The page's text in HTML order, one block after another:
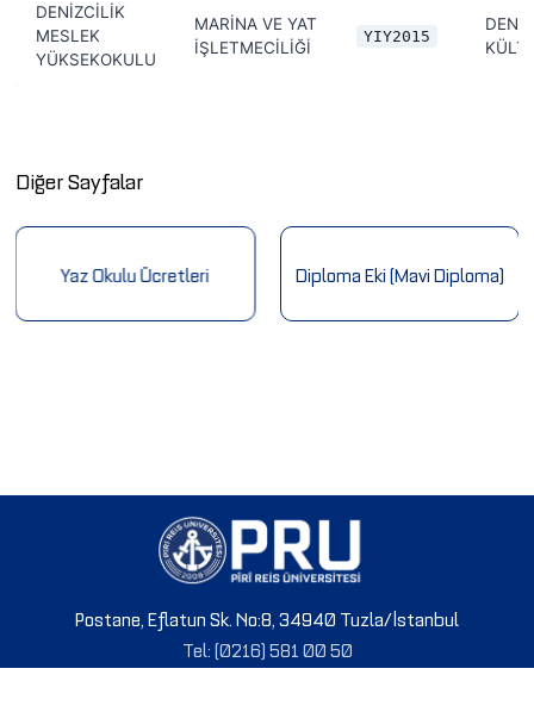
DENİZCİLİK
MESLEK
YÜKSEKOKULU
MARİNA VE YAT
İŞLETMECİLİĞİ
YIY2015
Diğer Sayfalar
Yaz Okulu Ücretleri Diploma Eki (Mavi Diploma)
Postane, Eflatun Sk. No:8, 34940 Tuzla/İstanbul
Tel: (0216) 581 00 50